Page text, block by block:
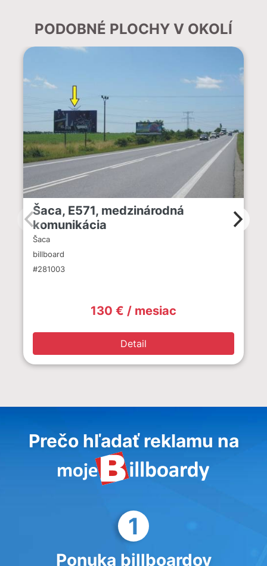
PODOBNÉ PLOCHY V OKOLÍ
Šaca, E571, medzinárodná
komunikácia
Šaca
billboard
#281003
130 € / mesiac
Detail
Prečo hľadať reklamu na
1
Ponuka billboardov